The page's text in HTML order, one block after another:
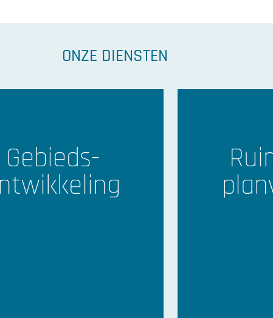
meetlat
ONZE DIENSTEN
Gebieds-